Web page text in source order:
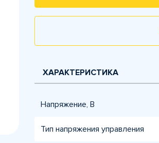
ХАРАКТЕРИСТИКА
Напряжение, В
Тип напряжения управления